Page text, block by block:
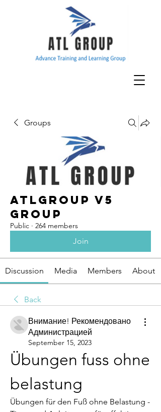
Groups
ATLGroup v5
Group
Public · 264 members
Join
Discussion Media Members About
Back
Внимание! Рекомендовано
Администрацией
September 15, 2023
Übungen fuss ohne
belastung
Übungen für den Fuß ohne Belastung -